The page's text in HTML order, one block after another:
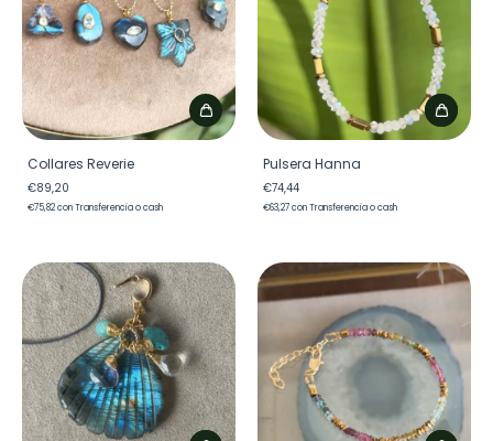
Collares Reverie
€89,20
€75,82conTransferencia o cash
Pulsera Hanna
€74,44
€63,27conTransferencia o cash